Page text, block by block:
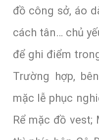
đồ công sở, áo
cách tân… chủ
để ghi điểm
Trường hợp,
mặc lễ phục
Rể mặc đồ vest;